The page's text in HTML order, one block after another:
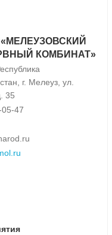
КОМБИНАТ»
г. Мелеуз, ул.
35
47